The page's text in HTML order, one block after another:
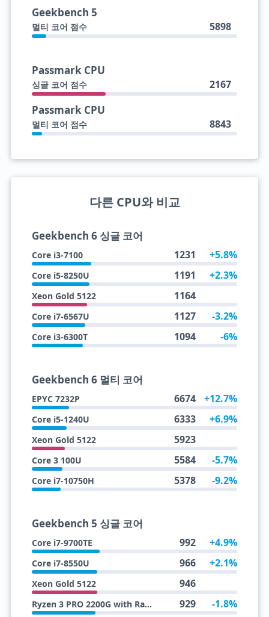
Geekbench 5
멀티 코어 점수 5898
Passmark CPU
싱글 코어 점수 2167
Passmark CPU
멀티 코어 점수 8843
다른 CPU와 비교
Geekbench 6 싱글 코어
Core i3-7100 1231 +5.8%
Core i5-8250U 1191 +2.3%
Xeon Gold 5122 1164
Core i7-6567U 1127 -3.2%
Core i3-6300T 1094 -6%
Geekbench 6 멀티 코어
EPYC 7232P 6674 +12.7%
Core i5-1240U 6333 +6.9%
Xeon Gold 5122 5923
Core 3 100U 5584 -5.7%
Core i7-10750H 5378 -9.2%
Geekbench 5 싱글 코어
Core i7-9700TE 992 +4.9%
Core i7-8550U 966 +2.1%
Xeon Gold 5122 946
Ryzen 3 PRO 2200G with Radeon Vega 8 Graphics 929 -1.8%